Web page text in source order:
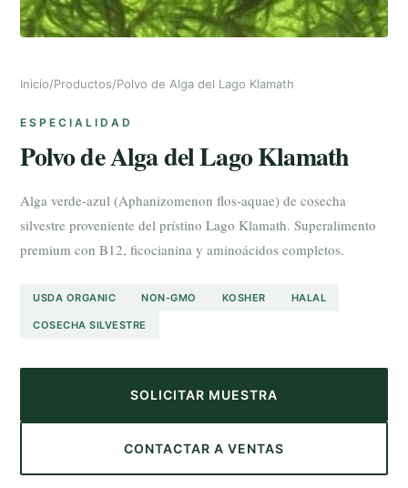
Inicio/Productos/Polvo de Alga del Lago Klamath
ESPECIALIDAD
Polvo de Alga del Lago Klamath
Alga verde-azul (Aphanizomenon flos-aquae) de cosecha
silvestre proveniente del prístino Lago Klamath. Superalimento
premium con B12, ficocianina y aminoácidos completos.
USDA ORGANIC NON-GMO KOSHER HALAL
COSECHA SILVESTRE
SOLICITAR MUESTRA
CONTACTAR A VENTAS